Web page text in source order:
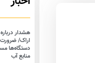
هشدار
اراک/
دستگاه‌ها
منابع آب